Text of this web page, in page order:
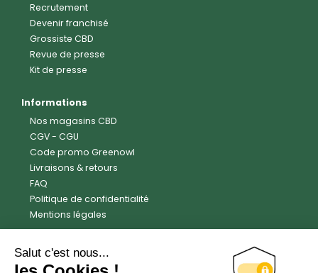
Recrutement
Devenir franchisé
Grossiste CBD
Revue de presse
Kit de presse
Informations
Nos magasins CBD
CGV- CGU
Code promo Greenowl
Livraisons & retours
FAQ
Politique de confidentialité
Mentions légales
Avis clients